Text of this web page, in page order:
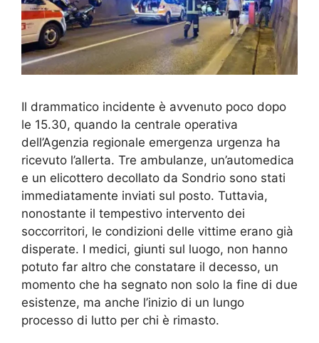
Il drammatico incidente è avvenuto poco dopo
le 15.30, quando la centrale operativa
dell’Agenzia regionale emergenza urgenza ha
ricevuto l’allerta. Tre ambulanze, un’automedica
e un elicottero decollato da Sondrio sono stati
immediatamente inviati sul posto. Tuttavia,
nonostante il tempestivo intervento dei
soccorritori, le condizioni delle vittime erano già
disperate. I medici, giunti sul luogo, non hanno
potuto far altro che constatare il decesso, un
momento che ha segnato non solo la fine di due
esistenze, ma anche l’inizio di un lungo
processo di lutto per chi è rimasto.